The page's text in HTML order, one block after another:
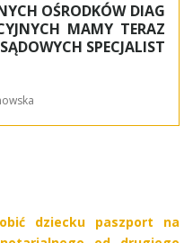
OŚRODKÓW DIAG
MAMY TERAZ
SPECJALIST
dziecku paszport na